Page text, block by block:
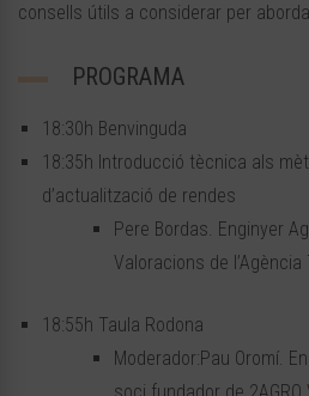
consells útils a considerar per
PROGRAMA
18:30h Benvinguda
18:35h Introducció tècnica als
d’actualització de rendes
Pere Bordas. Enginyer
Valoracions de
18:55h Taula Rodona
Moderador:Pau Oromí.